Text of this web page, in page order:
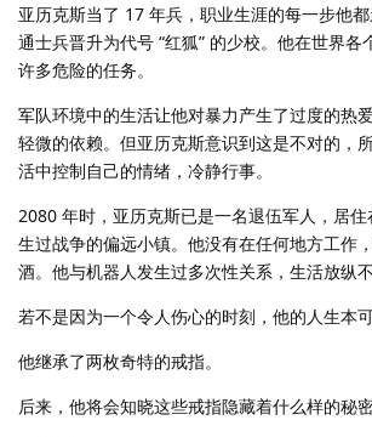
亚历克斯当了 17 年兵，职业生涯的每一步他
通士兵晋升为代号 “红狐” 的少校。他在世界各
许多危险的任务。
军队环境中的生活让他对暴力产生了过度的热
轻微的依赖。但亚历克斯意识到这是不对的，
活中控制自己的情绪，冷静行事。
2080 年时，亚历克斯已是一名退伍军人，居
生过战争的偏远小镇。他没有在任何地方工作
酒。他与机器人发生过多次性关系，生活放纵不
若不是因为一个令人伤心的时刻，他的人生本可
他继承了两枚奇特的戒指。
后来，他将会知晓这些戒指隐藏着什么样的秘密